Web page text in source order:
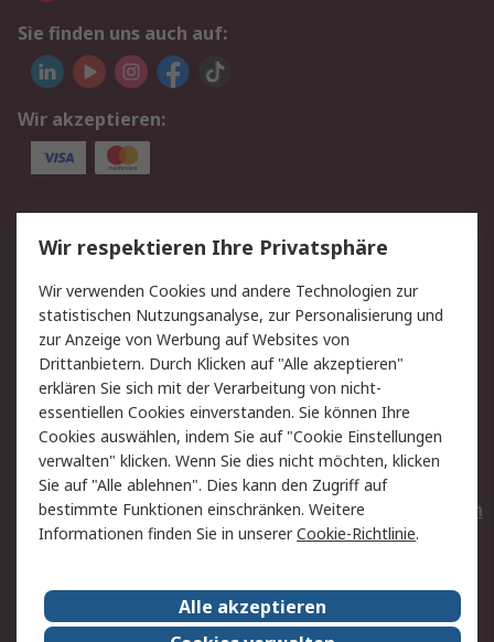
Sie finden uns auch auf:
Wir akzeptieren:
Service
Value Added Services
Lieferlösungen
Rücksendungen
Kontakt
Hilfe
Privatkunden
Rechtliches
AGB
Datenschutz
Cookie-Richtlinie
Zahlungsbedingungen
Copyright/Impressum
Entsorgung
Elektrogeräte/Batterien
RS weltweit
Wir respektieren Ihre Privatsphäre
Wir verwenden Cookies und andere Technologien zur
statistischen Nutzungsanalyse, zur Personalisierung und
zur Anzeige von Werbung auf Websites von
Drittanbietern. Durch Klicken auf "Alle akzeptieren"
erklären Sie sich mit der Verarbeitung von nicht-
essentiellen Cookies einverstanden. Sie können Ihre
Cookies auswählen, indem Sie auf "Cookie Einstellungen
verwalten" klicken. Wenn Sie dies nicht möchten, klicken
Sie auf "Alle ablehnen". Dies kann den Zugriff auf
bestimmte Funktionen einschränken. Weitere
Informationen finden Sie in unsererCookie-Richtlinie.
Alle akzeptieren